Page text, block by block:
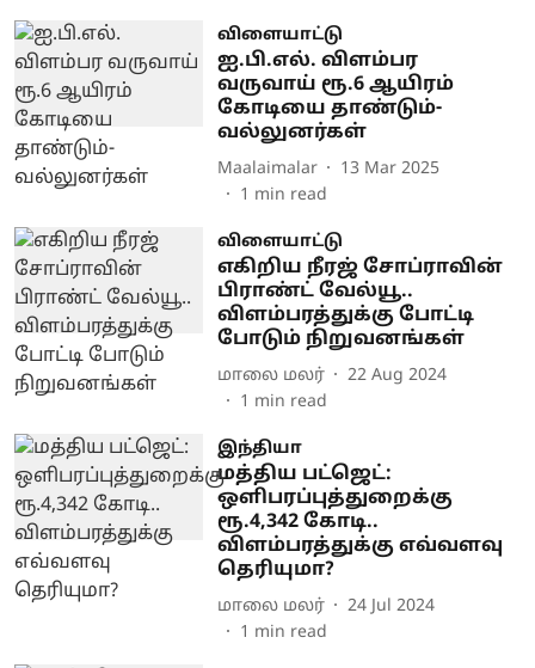
விளையாட்டு
ஐ.பி.எல். விளம்பர
வருவாய் ரூ.6 ஆயிரம்
கோடியை தாண்டும்-
வல்லுனர்கள்
Maalaimalar
13 Mar 2025
1 min read
விளையாட்டு
எகிறிய நீரஜ் சோப்ராவின்
பிராண்ட் வேல்யூ..
விளம்பரத்துக்கு போட்டி
போடும் நிறுவனங்கள்
மாலை மலர்
22 Aug 2024
1 min read
இந்தியா
மத்திய பட்ஜெட்:
ஒளிபரப்புத்துறைக்கு
ரூ.4,342 கோடி..
விளம்பரத்துக்கு எவ்வளவு
தெரியுமா?
மாலை மலர்
24 Jul 2024
1 min read